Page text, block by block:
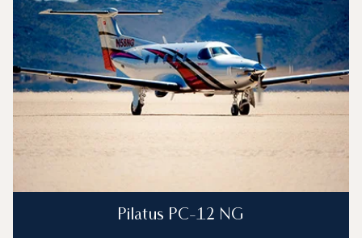
Pilatus PC-12 NG